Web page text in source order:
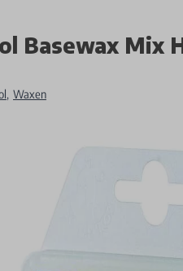
Basewax Mix
, Waxen